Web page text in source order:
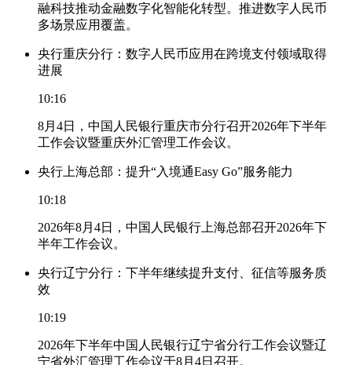
融科技推动金融数字化智能化转型。推进数字人民币
多场景应用覆盖。
央行重庆分行：数字人民币应用在跨境支付领域取得
进展
10:16
8月4日，中国人民银行重庆市分行召开2026年下半年
工作会议暨重庆外汇管理工作会议。
央行上海总部：提升“入境通Easy Go”服务能力
10:18
2026年8月4日，中国人民银行上海总部召开2026年下
半年工作会议。
央行辽宁分行：下半年继续提升支付、征信等服务质
效
10:19
2026年下半年中国人民银行辽宁省分行工作会议暨辽
宁省外汇管理工作会议于8月4日召开。